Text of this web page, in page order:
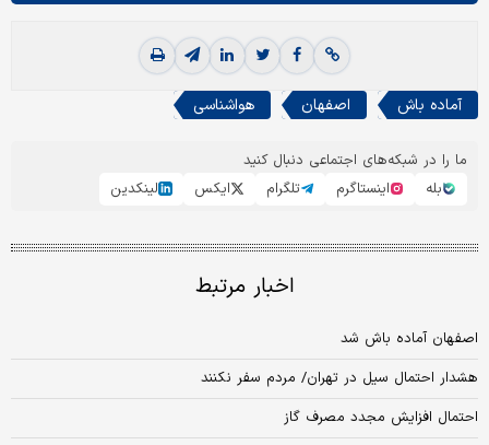
آماده باش اصفهان هواشناسی
ما را در شبکه‌های اجتماعی دنبال کنید
بله
اینستاگرم تلگرام ایکس لینکدین
اخبار مرتبط
اصفهان آماده باش شد
هشدار احتمال سیل در تهران/ مردم سفر نکنند
احتمال افزایش مجدد مصرف گاز